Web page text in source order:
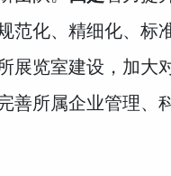
化、精细化、标
览室建设，加大
善所属企业管理、